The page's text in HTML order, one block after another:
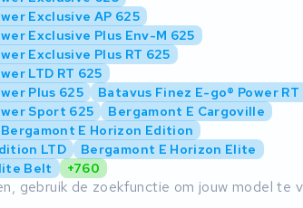
Exclusive AP 625
Exclusive Plus Env-M 625
Exclusive Plus RT 625
LTD RT 625
Plus 625
Batavus Finez E-go® Power RT
Sport 625
Bergamont E Cargoville
Bergamont E Horizon Edition
LTD
Bergamont E Horizon Elite
Belt
+760
gebruik de zoekfunctie om jouw model te